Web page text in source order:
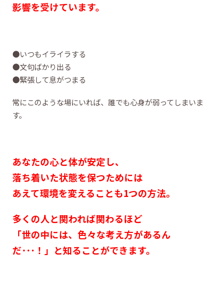
影響を受けています。
●いつもイライラする
●文句ばかり出る
●緊張して息がつまる
常にこのような場にいれば、誰でも心身が弱ってしまいま
す。
あなたの心と体が安定し、
落ち着いた状態を保つためには
あえて環境を変えることも1つの方法。
多くの人と関われば関わるほど
「世の中には、色々な考え方があるん
だ･･･！」と知ることができます。